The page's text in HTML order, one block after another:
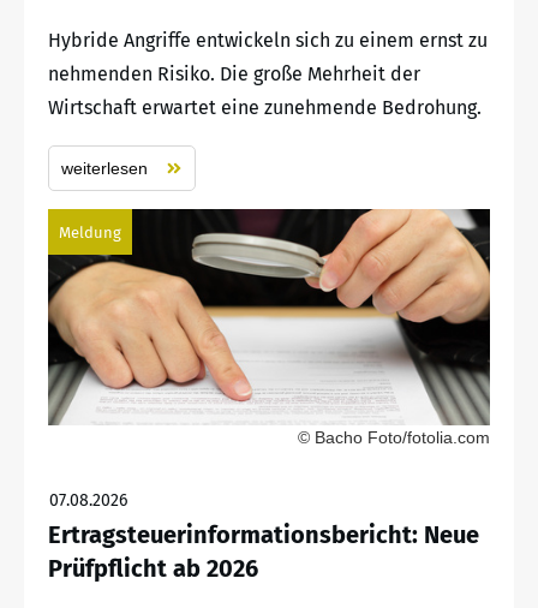
Hybride Angriffe entwickeln sich zu einem ernst zu
nehmenden Risiko. Die große Mehrheit der
Wirtschaft erwartet eine zunehmende Bedrohung.
weiterlesen
Meldung
© Bacho Foto/fotolia.com
07.08.2026
Ertragsteuerinformationsbericht: Neue
Prüfpflicht ab 2026